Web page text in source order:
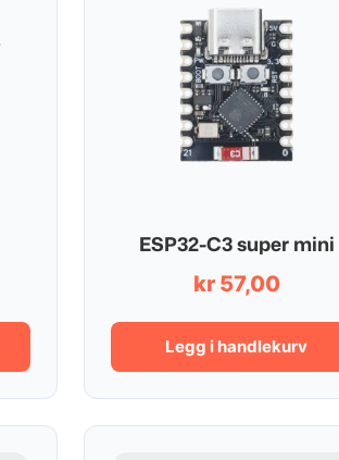
ESP32-C3 super mini
kr57,00
Legg i handlekurv